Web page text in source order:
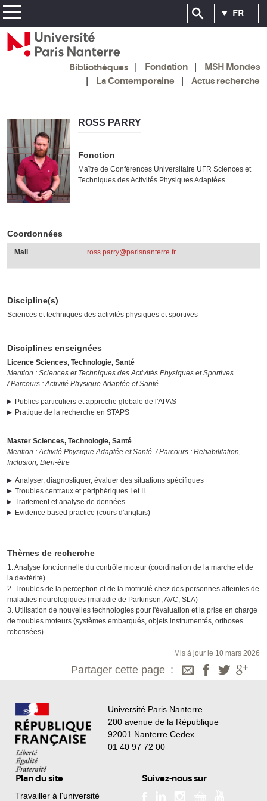
FR
Bibliothèques Fondation
MSH Mondes
La Contemporaine
Actus recherche
ROSS PARRY
Fonction
Maître de Conférences Universitaire UFR Sciences et
Techniques des Activités Physiques Adaptées
Coordonnées
Mail ross.parry@parisnanterre.fr
Discipline(s)
Sciences et techniques des activités physiques et sportives
Disciplines enseignées
Licence Sciences, Technologie, Santé
Mention : Sciences et Techniques des Activités Physiques et Sportives
/ Parcours : Activité Physique Adaptée et Santé
Publics particuliers et approche globale de l'APAS
Pratique de la recherche en STAPS
Master Sciences, Technologie, Santé
Mention : Activité Physique Adaptée et Santé / Parcours : Rehabilitation,
Inclusion, Bien-être
Analyser, diagnostiquer, évaluer des situations spécifiques
Troubles centraux et périphériques I et II
Traitement et analyse de données
Evidence based practice (cours d'anglais)
Thèmes de recherche
1. Analyse fonctionnelle du contrôle moteur (coordination de la marche et de
la dextérité)
2. Troubles de la perception et de la motricité chez des personnes atteintes de
maladies neurologiques (maladie de Parkinson, AVC, SLA)
3. Utilisation de nouvelles technologies pour l'évaluation et la prise en charge
de troubles moteurs (systèmes embarqués, objets instrumentés, orthoses
robotisées)
Mis à jour le 10 mars 2026
Partager cette page
Université Paris Nanterre
200 avenue de la République
92001 Nanterre Cedex
01 40 97 72 00
Plan du site
Travailler à l'université
Suivez-nous sur